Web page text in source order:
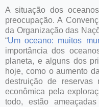
A situação dos
preocupação. A
da Organização das
“Um oceano: muitos
importância dos
planeta, e alguns dos
hoje, como o aumento
destruição de reservas
econômica pela
todo, estão